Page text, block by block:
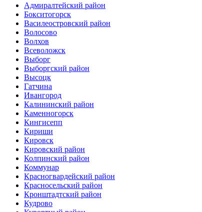
Адмиралтейский район
Бокситогорск
Василеостровский район
Волосово
Волхов
Всеволожск
Выборг
Выборгский район
Высоцк
Гатчина
Ивангород
Калининский район
Каменногорск
Кингисепп
Кириши
Кировск
Кировский район
Колпинский район
Коммунар
Красногвардейский район
Красносельский район
Кронштадтский район
Кудрово